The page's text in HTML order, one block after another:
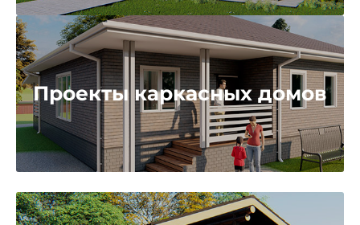
Проекты каркасных домов